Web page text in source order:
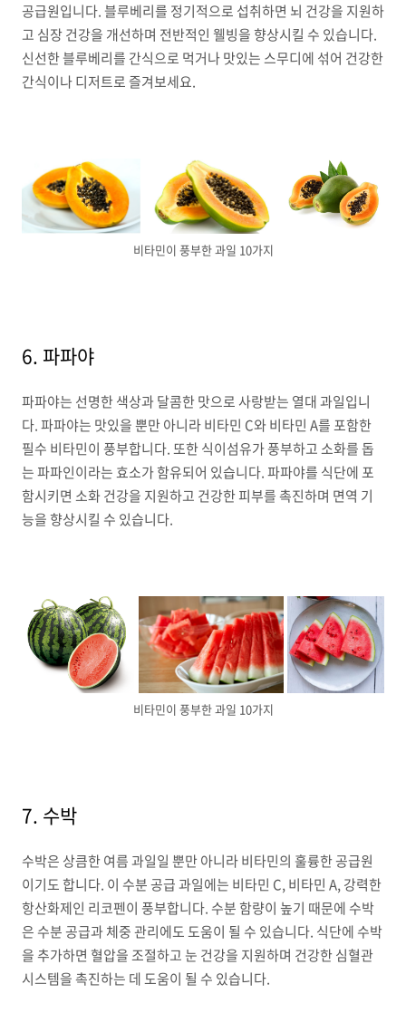
공급원입니다. 블루베리를 정기적으로 섭취하면 뇌 건강을 지원하
고 심장 건강을 개선하며 전반적인 웰빙을 향상시킬 수 있습니다.
신선한 블루베리를 간식으로 먹거나 맛있는 스무디에 섞어 건강한
간식이나 디저트로 즐겨보세요.
비타민이 풍부한 과일 10가지
6. 파파야
파파야는 선명한 색상과 달콤한 맛으로 사랑받는 열대 과일입니
다. 파파야는 맛있을 뿐만 아니라 비타민 C와 비타민 A를 포함한
필수 비타민이 풍부합니다. 또한 식이섬유가 풍부하고 소화를 돕
는 파파인이라는 효소가 함유되어 있습니다. 파파야를 식단에 포
함시키면 소화 건강을 지원하고 건강한 피부를 촉진하며 면역 기
능을 향상시킬 수 있습니다.
비타민이 풍부한 과일 10가지
7. 수박
수박은 상큼한 여름 과일일 뿐만 아니라 비타민의 훌륭한 공급원
이기도 합니다. 이 수분 공급 과일에는 비타민 C, 비타민 A, 강력한
항산화제인 리코펜이 풍부합니다. 수분 함량이 높기 때문에 수박
은 수분 공급과 체중 관리에도 도움이 될 수 있습니다. 식단에 수박
을 추가하면 혈압을 조절하고 눈 건강을 지원하며 건강한 심혈관
시스템을 촉진하는 데 도움이 될 수 있습니다.